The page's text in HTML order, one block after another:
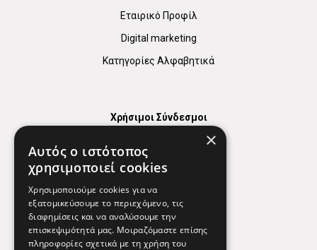
Εταιρικό Προφίλ
Digital marketing
Κατηγορίες Αλφαβητικά
Χρήσιμοι Σύνδεσμοι
Χρήσιμα Τηλέφωνα
Εφημερεύοντα Φαρμακεία
Απόρρητο
×
Αυτός ο ιστότοπος
χρησιμοποιεί cookies
Χρησιμοποιούμε cookies για να
εξατομικεύσουμε το περιεχόμενο, τις
διαφημίσεις και να αναλύσουμε την
επισκεψιμότητά μας. Μοιραζόμαστε επίσης
πληροφορίες σχετικά με τη χρήση του